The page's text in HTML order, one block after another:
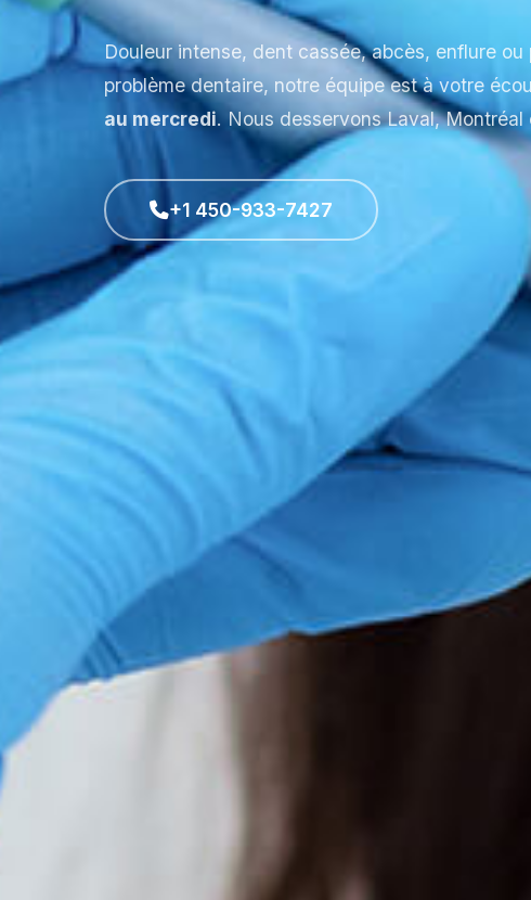
Douleur intense, dent cassée, abcès, enflure
problème dentaire, notre équipe est à votre
au mercredi. Nous desservons Laval, Montréal
+1 450-933-7427